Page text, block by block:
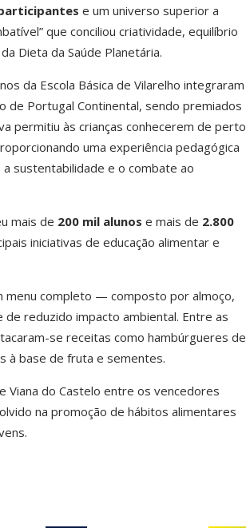
e um universo superior a
que conciliou criatividade, equilíbrio
Dieta da Saúde Planetária.
da Escola Básica de Vilarelho integraram
de Portugal Continental, sendo premiados
permitiu às crianças conhecerem de perto
uma experiência pedagógica
sustentabilidade e o combate ao
mais de 200 mil alunos e mais de 2.800
iniciativas de educação alimentar e
menu completo — composto por almoço,
reduzido impacto ambiental. Entre as
se receitas como hambúrgueres de
à base de fruta e sementes.
Viana do Castelo entre os vencedores
na promoção de hábitos alimentares